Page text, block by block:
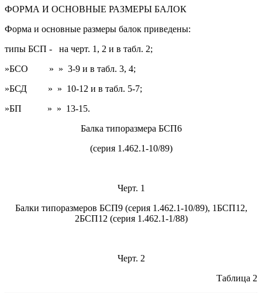
ФОРМА И ОСНОВНЫЕ РАЗМЕРЫ БАЛОК
Форма и основные размеры балок приведены:
типы БСП - на черт. 1, 2 и в табл. 2;
»БСО » » 3-9 и в табл. 3, 4;
»БСД » » 10-12 и в табл. 5-7;
»БП » » 13-15.
Балка типоразмера БСП6
(серия 1.462.1-10/89)
Черт. 1
Балки типоразмеров БСП9 (серия 1.462.1-10/89), 1БСП12,
2БСП12 (серия 1.462.1-1/88)
Черт. 2
Таблица 2